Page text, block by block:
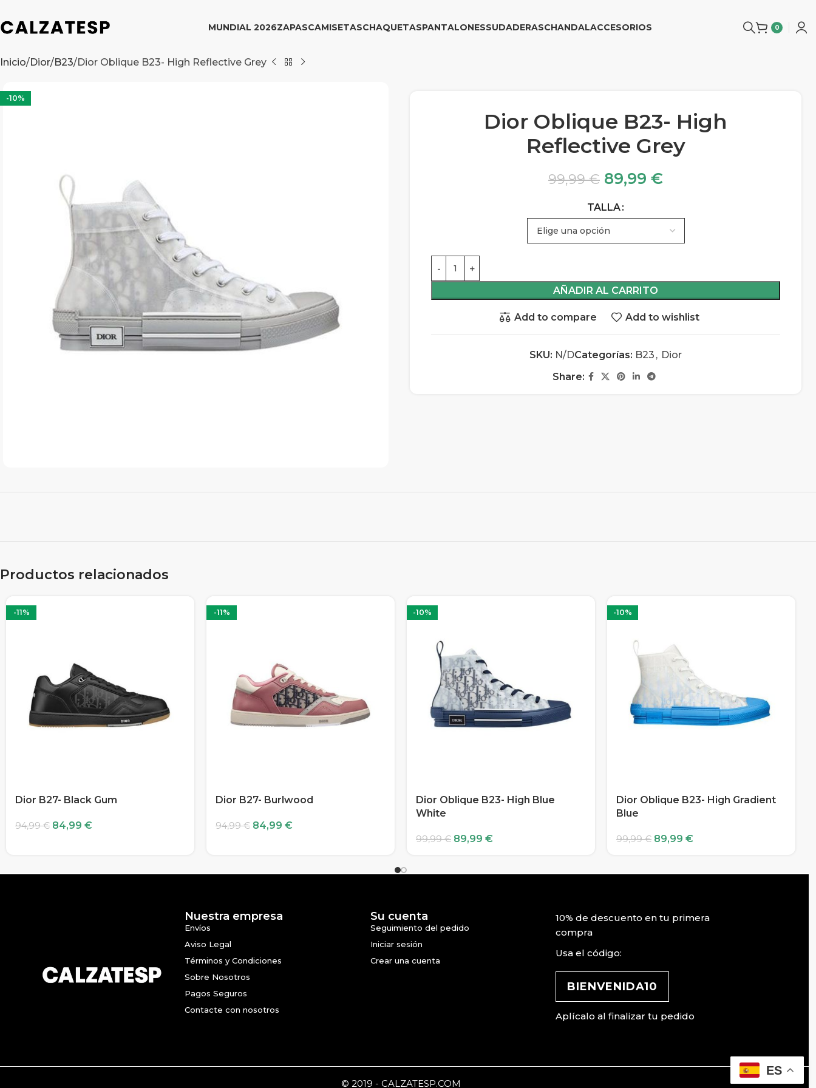
MUNDIAL 2026ZAPASCAMISETASCHAQUETASPANTALONESSUDADERASCHANDALACCESORIOS 0
Inicio Dior B23 Dior Oblique B23- High Reflective Grey
-10%
Dior Oblique B23- High
Reflective Grey
99,99€ 89,99 €
TALLA
AÑADIR AL CARRITO
Add to compare Add to wishlist
SKU: N/DCategorías: B23 , Dior
Share:
Productos relacionados
-11%
Dior B27- Black Gum
94,99€ 84,99 €
-11%
Dior B27- Burlwood
94,99€ 84,99 €
-10%
Dior Oblique B23- High Blue
White
99,99€ 89,99 €
-10%
Dior Oblique B23- High Gradient
Blue
99,99€ 89,99 €
Nuestra empresa
Envíos
Aviso Legal
Términos y Condiciones
Sobre Nosotros
Pagos Seguros
Contacte con nosotros
Su cuenta
Seguimiento del pedido
Iniciar sesión
Crear una cuenta
10% de descuento en tu primera
compra
Usa el código:
BIENVENIDA10
Aplícalo al finalizar tu pedido
© 2019 - CALZATESP.COM
ES